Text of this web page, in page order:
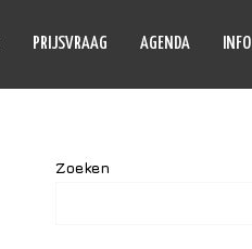
PRIJSVRAAG AGENDA INFO
Zoeken